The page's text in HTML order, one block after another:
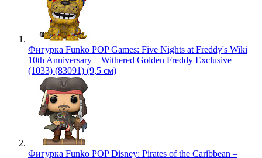
Фигурка Funko POP Games: Five Nights at Freddy's Wiki
10th Anniversary – Withered Golden Freddy Exclusive
(1033) (83091) (9,5 см)
Фигурка Funko POP Disney: Pirates of the Caribbean –